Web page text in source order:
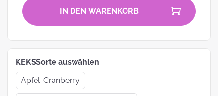
IN DEN WARENKORB
KEKSSorte auswählen
Apfel-Cranberry